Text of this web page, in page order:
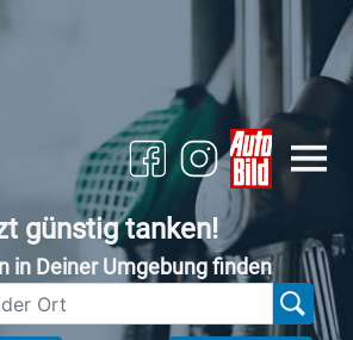
günstig tanken!
in Deiner Umgebung finden